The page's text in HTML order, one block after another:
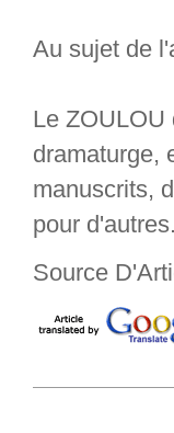
Au sujet de
Le ZOULOU
dramaturge,
manuscrits,
pour d'autres.
Source